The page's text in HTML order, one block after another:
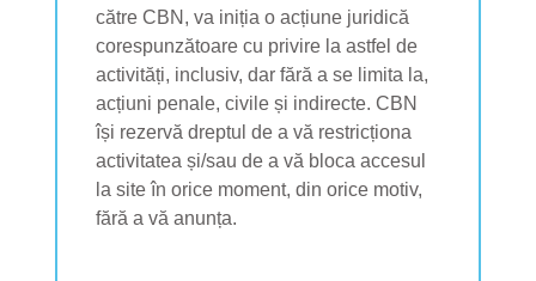
către CBN, va iniția o acțiune juridică
corespunzătoare cu privire la astfel de
activități, inclusiv, dar fără a se limita la,
acțiuni penale, civile și indirecte. CBN
își rezervă dreptul de a vă restricționa
activitatea și/sau de a vă bloca accesul
la site în orice moment, din orice motiv,
fără a vă anunța.